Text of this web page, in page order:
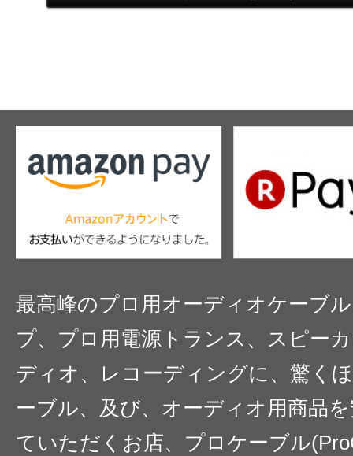
最高峰のプロ用オーディオケーブ
プ、プロ用電源トランス、スピー
ディオ、レコーディングに、驚く
ーブル、及び、オーディオ用商品
ていただくお店、プロケーブル